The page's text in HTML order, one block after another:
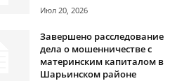
Июл 20, 2026
Завершено расследование
дела о мошенничестве с
материнским капиталом в
Шарьинском районе